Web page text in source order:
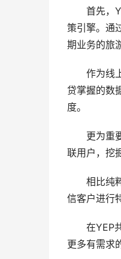
首先，
策引擎。通
期业务的旅
作为线上
贷掌握的数
度。
更为重要
联用户，挖
相比纯粹
信客户进行
在YEP共
更多有需求